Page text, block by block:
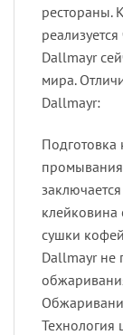
рестораны.
Dallmayr
мира.
Dallmayr:
клейковина
сушки
Dallmayr не
Технология